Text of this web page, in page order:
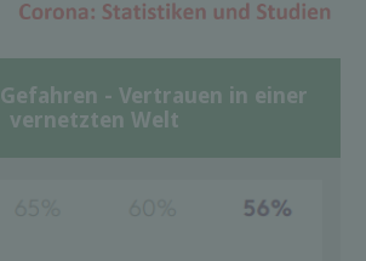
- Vertrauen in einer
vernetzten Welt